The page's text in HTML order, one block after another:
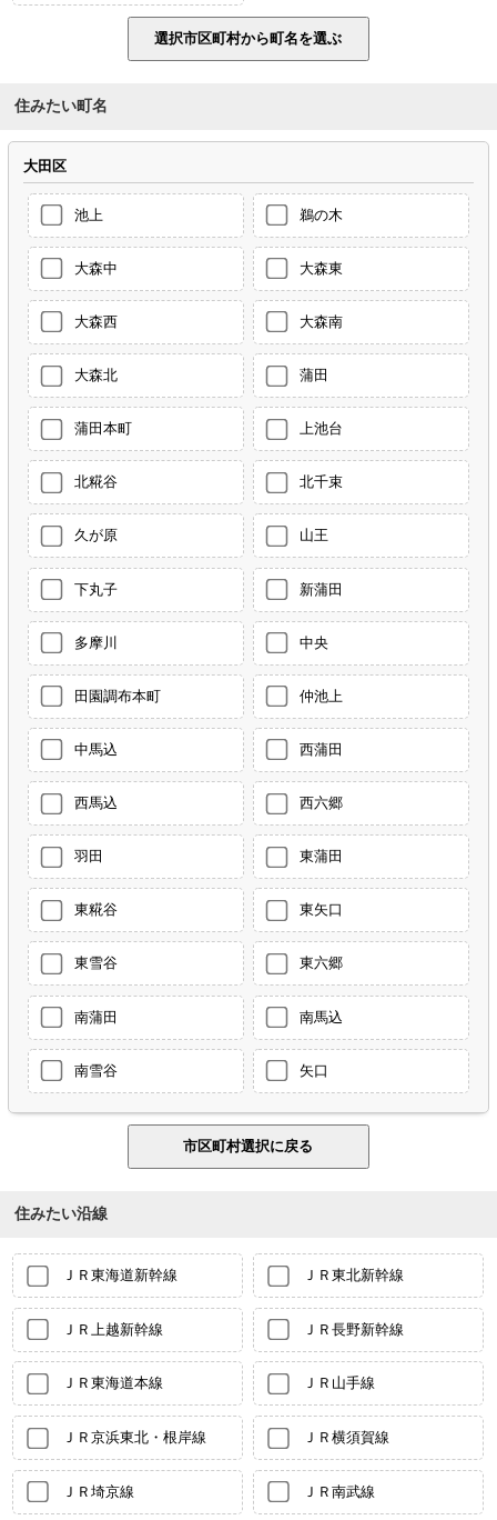
住みたい町名
大田区
池上 鵜の木
大森中 大森東
大森西 大森南
大森北 蒲田
蒲田本町 上池台
北糀谷 北千束
久が原 山王
下丸子 新蒲田
多摩川 中央
田園調布本町 仲池上
中馬込 西蒲田
西馬込 西六郷
羽田 東蒲田
東糀谷 東矢口
東雪谷 東六郷
南蒲田 南馬込
南雪谷 矢口
住みたい沿線
ＪＲ東海道新幹線 ＪＲ東北新幹線
ＪＲ上越新幹線 ＪＲ長野新幹線
ＪＲ東海道本線 ＪＲ山手線
ＪＲ京浜東北・根岸線 ＪＲ横須賀線
ＪＲ埼京線 ＪＲ南武線